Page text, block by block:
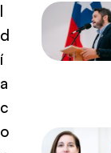
l
d
í
a
c
o